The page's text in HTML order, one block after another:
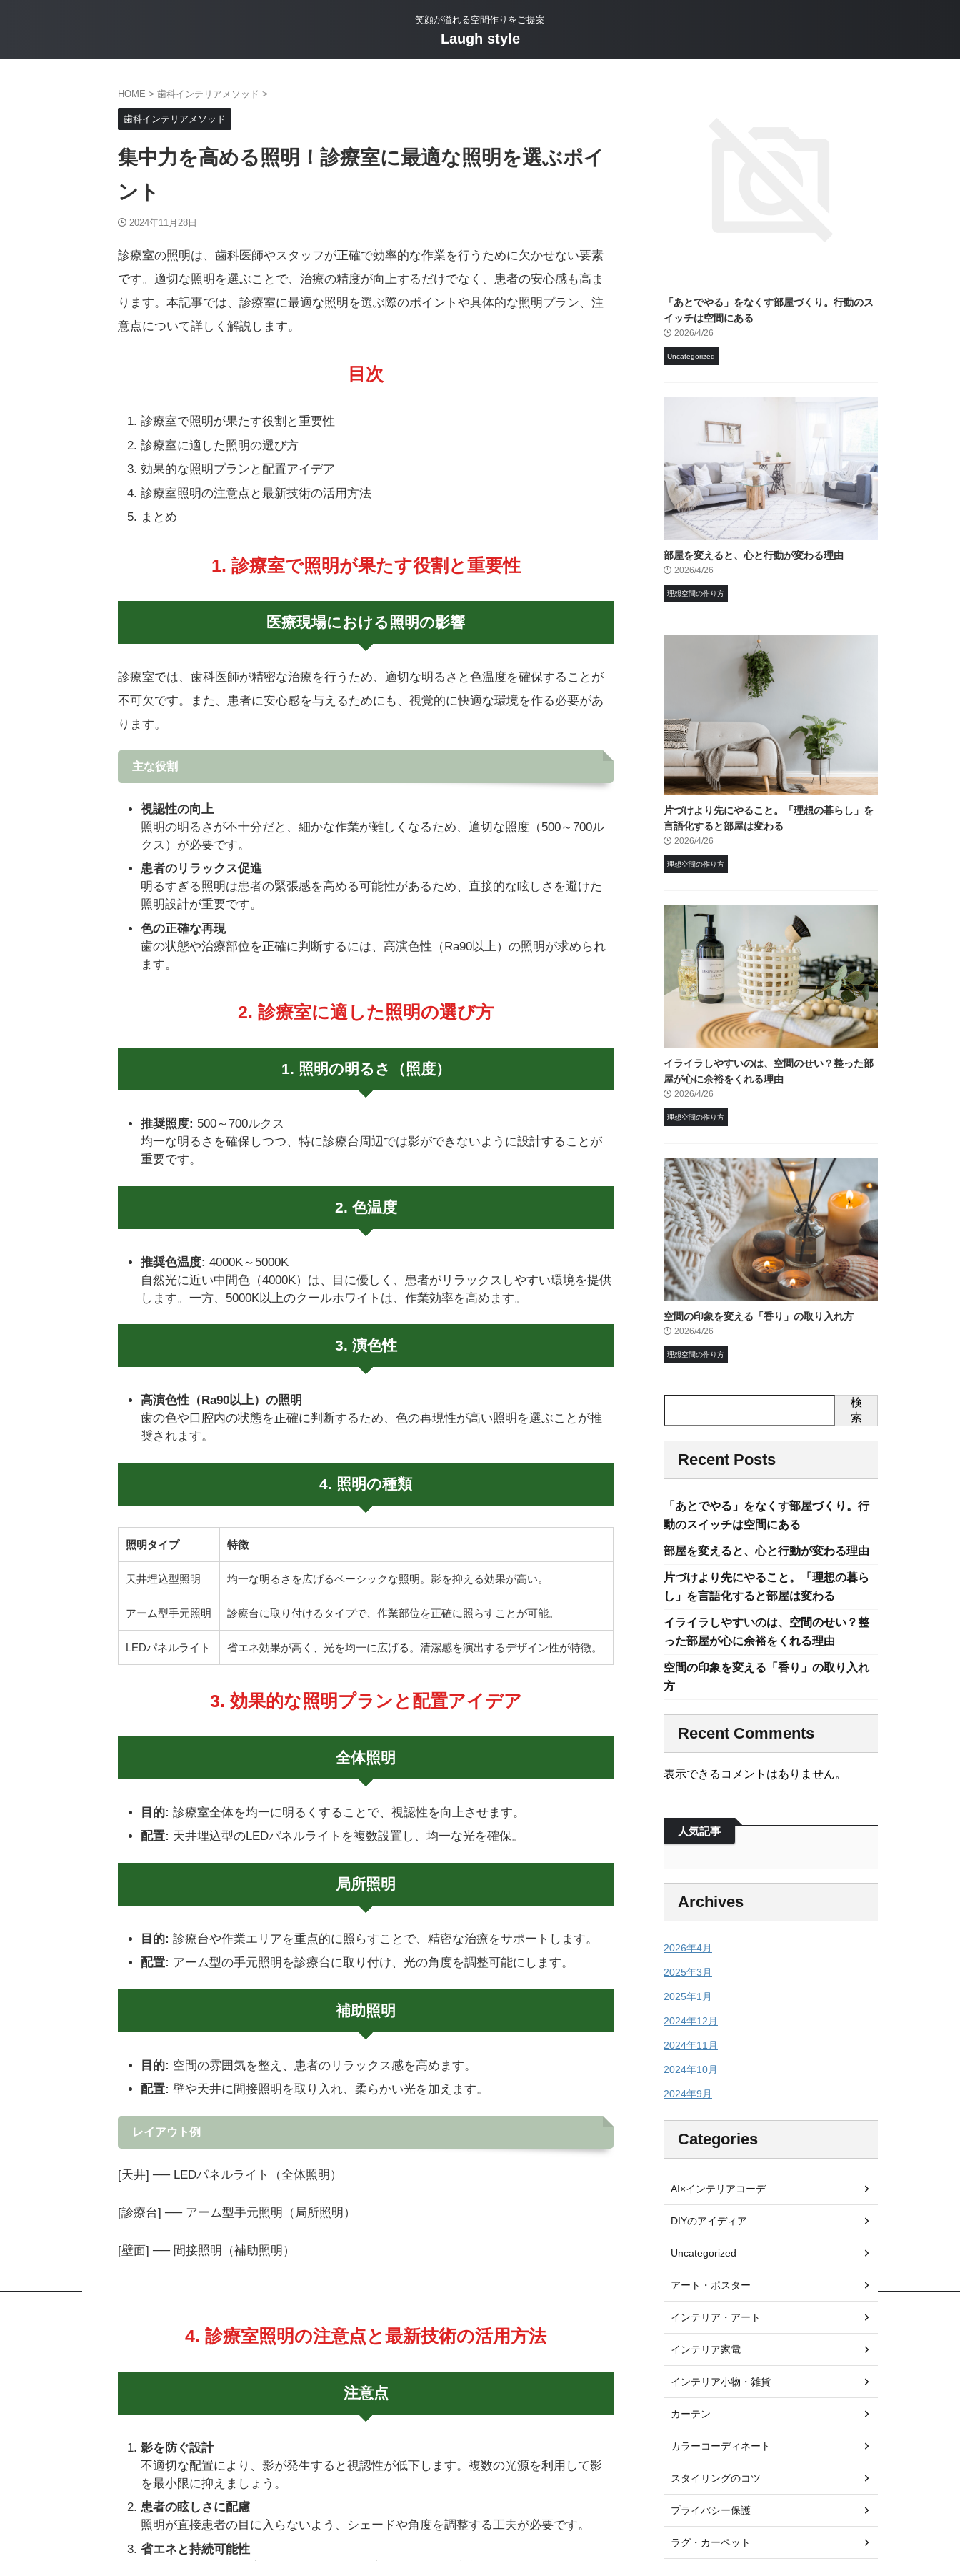
笑顔が溢れる空間作りをご提案
Laugh style
HOME > 歯科インテリアメソッド >
歯科インテリアメソッド
集中力を高める照明！診療室に最適な照明を選ぶポイ
ント
2024年11月28日
診療室の照明は、歯科医師やスタッフが正確で効率的な作業を行うために欠かせない要素
です。適切な照明を選ぶことで、治療の精度が向上するだけでなく、患者の安心感も高ま
ります。本記事では、診療室に最適な照明を選ぶ際のポイントや具体的な照明プラン、注
意点について詳しく解説します。
目次
診療室で照明が果たす役割と重要性
診療室に適した照明の選び方
効果的な照明プランと配置アイデア
診療室照明の注意点と最新技術の活用方法
まとめ
1. 診療室で照明が果たす役割と重要性
医療現場における照明の影響
診療室では、歯科医師が精密な治療を行うため、適切な明るさと色温度を確保することが
不可欠です。また、患者に安心感を与えるためにも、視覚的に快適な環境を作る必要があ
ります。
主な役割
視認性の向上
照明の明るさが不十分だと、細かな作業が難しくなるため、適切な照度（500～700ル
クス）が必要です。
患者のリラックス促進
明るすぎる照明は患者の緊張感を高める可能性があるため、直接的な眩しさを避けた
照明設計が重要です。
色の正確な再現
歯の状態や治療部位を正確に判断するには、高演色性（Ra90以上）の照明が求められ
ます。
2. 診療室に適した照明の選び方
1. 照明の明るさ（照度）
推奨照度: 500～700ルクス
均一な明るさを確保しつつ、特に診療台周辺では影ができないように設計することが
重要です。
2. 色温度
推奨色温度: 4000K～5000K
自然光に近い中間色（4000K）は、目に優しく、患者がリラックスしやすい環境を提供
します。一方、5000K以上のクールホワイトは、作業効率を高めます。
3. 演色性
高演色性（Ra90以上）の照明
歯の色や口腔内の状態を正確に判断するため、色の再現性が高い照明を選ぶことが推
奨されます。
4. 照明の種類
照明タイプ 特徴
天井埋込型照明 均一な明るさを広げるベーシックな照明。影を抑える効果が高い。
アーム型手元照明 診療台に取り付けるタイプで、作業部位を正確に照らすことが可能。
LEDパネルライト 省エネ効果が高く、光を均一に広げる。清潔感を演出するデザイン性が特徴。
3. 効果的な照明プランと配置アイデア
全体照明
目的: 診療室全体を均一に明るくすることで、視認性を向上させます。
配置: 天井埋込型のLEDパネルライトを複数設置し、均一な光を確保。
局所照明
目的: 診療台や作業エリアを重点的に照らすことで、精密な治療をサポートします。
配置: アーム型の手元照明を診療台に取り付け、光の角度を調整可能にします。
補助照明
目的: 空間の雰囲気を整え、患者のリラックス感を高めます。
配置: 壁や天井に間接照明を取り入れ、柔らかい光を加えます。
レイアウト例
[天井] ── LEDパネルライト（全体照明）
[診療台] ── アーム型手元照明（局所照明）
[壁面] ── 間接照明（補助照明）
4. 診療室照明の注意点と最新技術の活用方法
注意点
影を防ぐ設計
不適切な配置により、影が発生すると視認性が低下します。複数の光源を利用して影
を最小限に抑えましょう。
患者の眩しさに配慮
照明が直接患者の目に入らないよう、シェードや角度を調整する工夫が必要です。
省エネと持続可能性
「あとでやる」をなくす部屋づくり。行動のス
イッチは空間にある
2026/4/26
Uncategorized
部屋を変えると、心と行動が変わる理由
2026/4/26
理想空間の作り方
片づけより先にやること。「理想の暮らし」を
言語化すると部屋は変わる
2026/4/26
理想空間の作り方
イライラしやすいのは、空間のせい？整った部
屋が心に余裕をくれる理由
2026/4/26
理想空間の作り方
空間の印象を変える「香り」の取り入れ方
2026/4/26
理想空間の作り方
検
索
Recent Posts
「あとでやる」をなくす部屋づくり。行
動のスイッチは空間にある
部屋を変えると、心と行動が変わる理由
片づけより先にやること。「理想の暮ら
し」を言語化すると部屋は変わる
イライラしやすいのは、空間のせい？整
った部屋が心に余裕をくれる理由
空間の印象を変える「香り」の取り入れ
方
Recent Comments
表示できるコメントはありません。
人気記事
Archives
2026年4月
2025年3月
2025年1月
2024年12月
2024年11月
2024年10月
2024年9月
Categories
AI×インテリアコーデ
DIYのアイディア
Uncategorized
アート・ポスター
インテリア・アート
インテリア家電
インテリア小物・雑貨
カーテン
カラーコーディネート
スタイリングのコツ
プライバシー保護
ラグ・カーペット